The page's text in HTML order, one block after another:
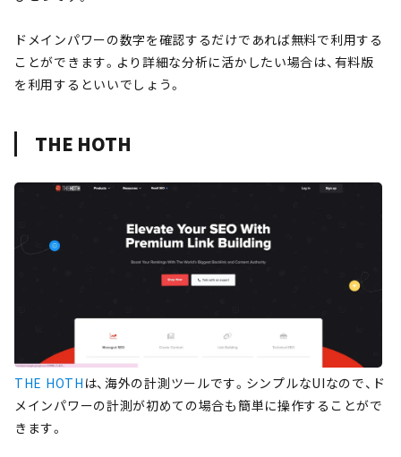
ドメインパワーの数字を確認するだけであれば無料で利用する
ことができます。より詳細な分析に活かしたい場合は、有料版
を利用するといいでしょう。
THE HOTH
THE HOTH は、海外の計測ツールです。シンプルなUIなので、ド
メインパワーの計測が初めての場合も簡単に操作することがで
きます。